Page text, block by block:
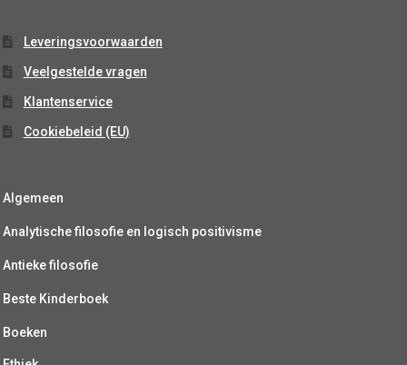
Leveringsvoorwaarden
Veelgestelde vragen
Klantenservice
Cookiebeleid (EU)
Algemeen
Analytische filosofie en logisch positivisme
Antieke filosofie
Beste Kinderboek
Boeken